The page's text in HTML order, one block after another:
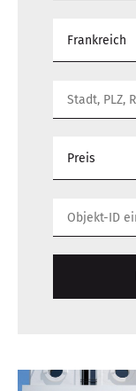
Frankreich
Preis